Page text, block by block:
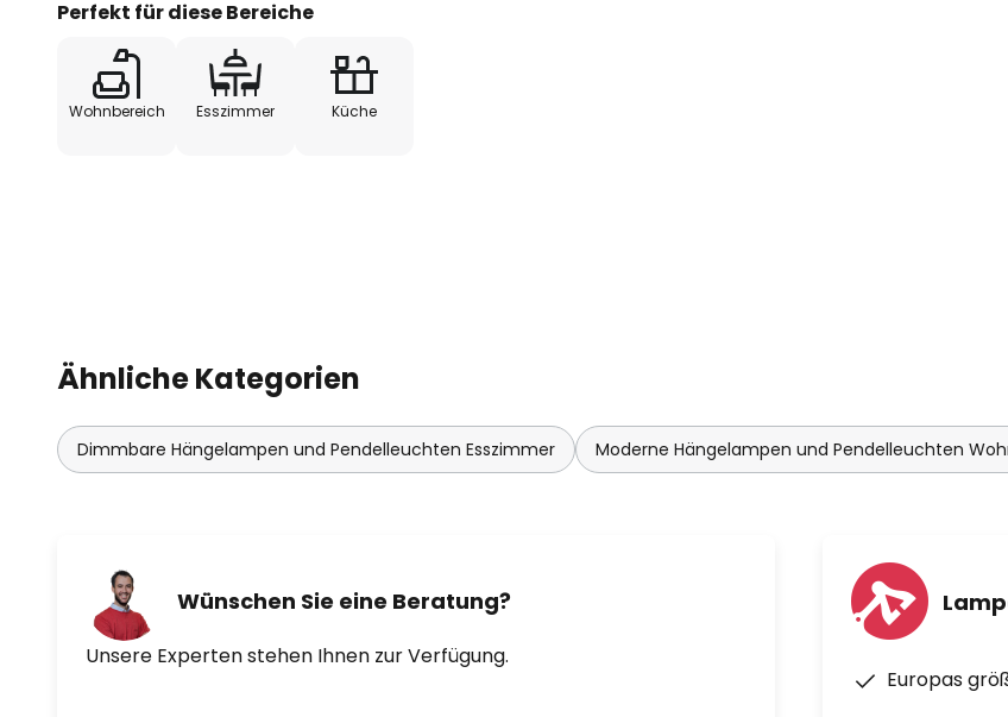
Perfekt für diese Bereiche
Wohnbereich Esszimmer Küche
Ähnliche Kategorien
Dimmbare Hängelampen und Pendelleuchten Esszimmer Moderne Hängelampen und Pendelleuchten
Wünschen Sie eine Beratung?
Unsere Experten stehen Ihnen zur Verfügung.
Europas